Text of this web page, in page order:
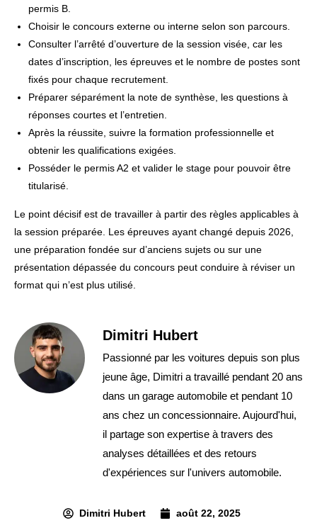
permis B.
Choisir le concours externe ou interne selon son parcours.
Consulter l’arrêté d’ouverture de la session visée, car les
dates d’inscription, les épreuves et le nombre de postes sont
fixés pour chaque recrutement.
Préparer séparément la note de synthèse, les questions à
réponses courtes et l’entretien.
Après la réussite, suivre la formation professionnelle et
obtenir les qualifications exigées.
Posséder le permis A2 et valider le stage pour pouvoir être
titularisé.
Le point décisif est de travailler à partir des règles applicables à
la session préparée. Les épreuves ayant changé depuis 2026,
une préparation fondée sur d’anciens sujets ou sur une
présentation dépassée du concours peut conduire à réviser un
format qui n’est plus utilisé.
Dimitri Hubert
Passionné par les voitures depuis son plus
jeune âge, Dimitri a travaillé pendant 20 ans
dans un garage automobile et pendant 10
ans chez un concessionnaire. Aujourd'hui,
il partage son expertise à travers des
analyses détaillées et des retours
d'expériences sur l'univers automobile.
Dimitri Hubert
août 22, 2025